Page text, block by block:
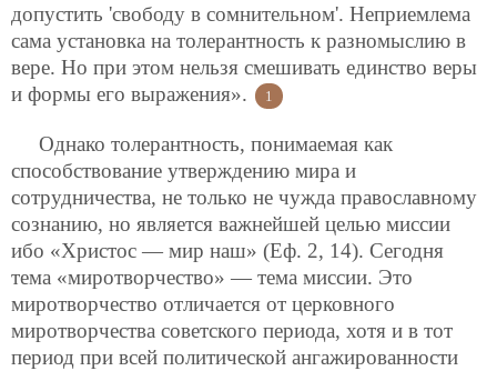
допустить 'свободу в сомнительном'. Неприемлема
сама установка на толерантность к разномыслию в
вере. Но при этом нельзя смешивать единство веры
и формы его выражения».
1
Однако толерантность, понимаемая как
способствование утверждению мира и
сотрудничества, не только не чужда православному
сознанию, но является важнейшей целью миссии
ибо «Христос — мир наш» (Еф. 2, 14). Сегодня
тема «миротворчество» — тема миссии. Это
миротворчество отличается от церковного
миротворчества советского периода, хотя и в тот
период при всей политической ангажированности